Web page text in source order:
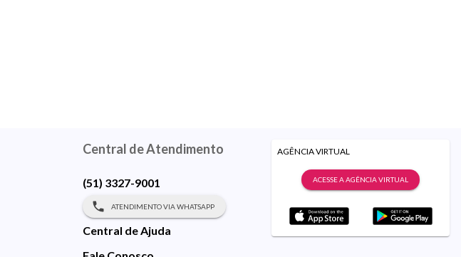
Central de Atendimento
(51) 3327-9001
ATENDIMENTO VIA WHATSAPP
Central de Ajuda
AGÊNCIA VIRTUAL
ACESSE A AGÊNCIA VIRTUAL